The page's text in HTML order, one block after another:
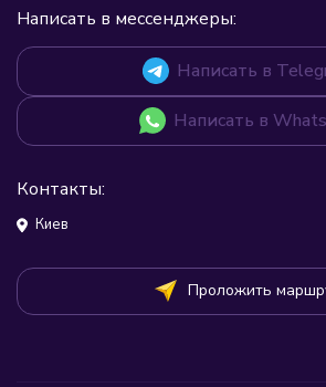
Написать в мессенджеры:
Написать в
Написать в
Контакты:
Киев
Проложить